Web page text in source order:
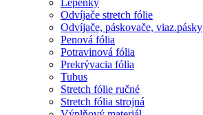
Lepenky
Odvíjače stretch fólie
Odvíjače, páskovače, viaz.pásky
Penová fólia
Potravinová fólia
Prekrývacia fólia
Tubus
Stretch fólie ručné
Stretch fólia strojná